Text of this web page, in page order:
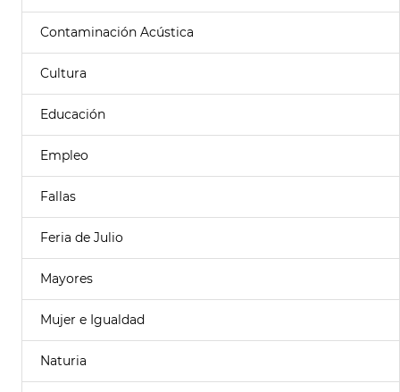
Contaminación Acústica
Cultura
Educación
Empleo
Fallas
Feria de Julio
Mayores
Mujer e Igualdad
Naturia